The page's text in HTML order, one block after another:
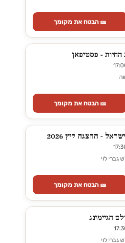
🎫 הבטח את מקומך
- פסטיפאן
🎫 הבטח את מקומך
- ההצגה קיץ 2026
גברי לוי
🎫 הבטח את מקומך
הגיימינג
גברי לוי